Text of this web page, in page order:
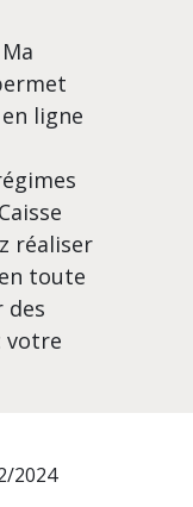
ligne
réaliser
toute
des
votre
2024